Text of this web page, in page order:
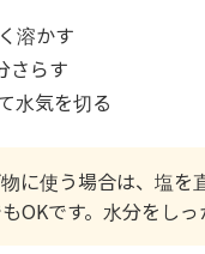
溶かす
さらす
水気を切る
に使う場合は、塩
OKです。水分をしっ